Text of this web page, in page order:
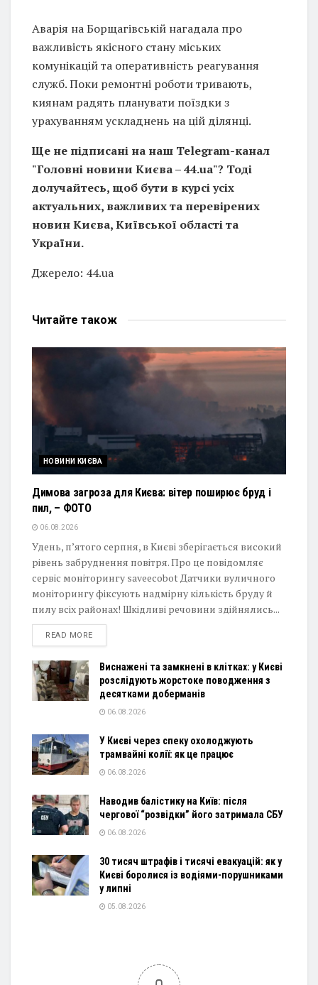
Аварія на Борщагівській нагадала про
важливість якісного стану міських
комунікацій та оперативність реагування
служб. Поки ремонтні роботи тривають,
киянам радять планувати поїздки з
урахуванням ускладнень на цій ділянці.
Ще не підписані на наш Telegram-канал
"Головні новини Києва – 44.ua"? Тоді
долучайтесь, щоб бути в курсі усіх
актуальних, важливих та перевірених
новин Києва, Київської області та
України.
Джерело: 44.ua
Читайте також
НОВИНИ КИЄВА
Димова загроза для Києва: вітер поширює бруд і
пил, – ФОТО
06.08.2026
Удень, п’ятого серпня, в Києві зберігається високий
рівень забруднення повітря. Про це повідомляє
сервіс моніторингу saveecobot Датчики вуличного
моніторингу фіксують надмірну кількість бруду й
пилу всіх районах! Шкідливі речовини здійнялись...
READ MOREDETAILS
Виснажені та замкнені в клітках: у Києві
розслідують жорстоке поводження з
десятками доберманів
06.08.2026
У Києві через спеку охолоджують
трамвайні колії: як це працює
06.08.2026
Наводив балістику на Київ: після
чергової “розвідки” його затримала СБУ
06.08.2026
30 тисяч штрафів і тисячі евакуацій: як у
Києві боролися із водіями-порушниками
у липні
05.08.2026